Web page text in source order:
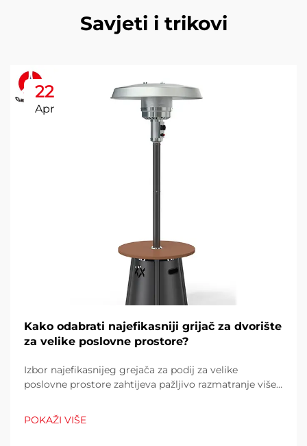
Savjeti i trikovi
22
Apr
Kako odabrati najefikasniji grijač za dvorište
za velike poslovne prostore?
Izbor najefikasnijeg grejača za podij za velike
poslovne prostore zahtijeva pažljivo razmatranje više
udobnost kupaca i potrošnju energije. Pogrešan izbor
može rezultirati neadekvatnom toplinom...
POKAŽI VIŠE